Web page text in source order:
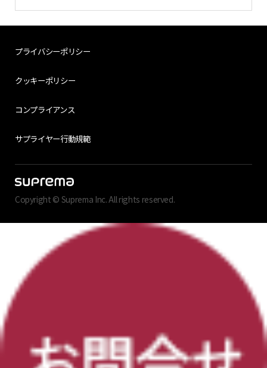
プライバシーポリシー
クッキーポリシー
コンプライアンス
サプライヤー行動規範
Copyright © Suprema Inc. All rights reserved.